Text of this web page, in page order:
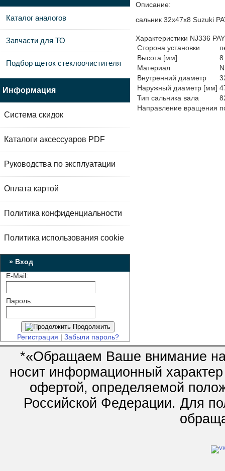
Описание:
сальник 32x47x8 Suzuki
Характеристики NJ336
Сторона установки
Высота [мм]
8
Материал
Внутренний диаметр
Наружный диаметр [мм]
Тип сальника вала
Направление вращения
Каталог аналогов
Запчасти для ТО
Подбор щеток стеклоочистителя
Информация
Система скидок
Каталоги аксессуаров PDF
Руководства по эксплуатации
Оплата картой
Политика конфиденциальности
Политика использования cookie
» Вход
E-Mail:
Пароль:
Продолжить
Регистрация | Забыли пароль?
*«Обращаем Ваше внимание на
носит информационный
офертой, определяемой
Российской Федерации. Для